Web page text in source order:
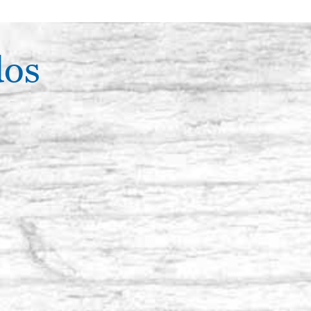
ACQUISTA
Kolinsky sable,
Existencias: 8 - COD. P0118RO
ACQUISTA